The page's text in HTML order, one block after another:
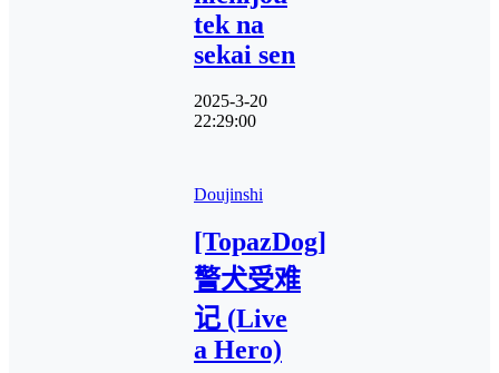
tek na
sekai sen
2025-3-20
22:29:00
Doujinshi
[TopazDog]
警犬受难
记 (Live
a Hero)